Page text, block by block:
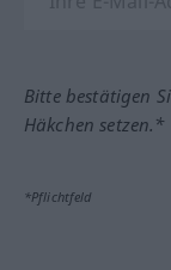
Bitte bestätigen
Häkchen setzen.*
*Pflichtfeld